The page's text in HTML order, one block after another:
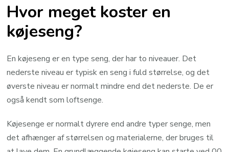
Hvor meget koster en
køjeseng?
En køjeseng er en type seng, der har to niveauer. Det
nederste niveau er typisk en seng i fuld størrelse, og det
øverste niveau er normalt mindre end det nederste. De er
også kendt som loftsenge.
Køjesenge er normalt dyrere end andre typer senge, men
det afhænger af størrelsen og materialerne, der bruges til